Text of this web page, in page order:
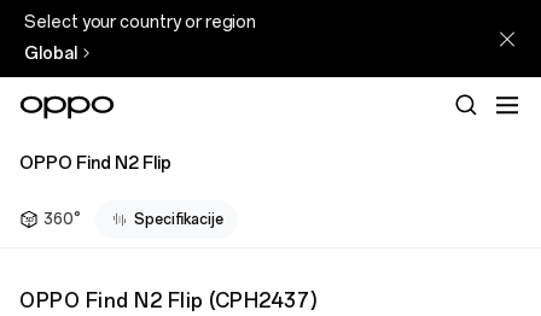
Select your country or region
Global
OPPO Find N2 Flip
360° Specifikacije
OPPO Find N2 Flip (CPH2437)